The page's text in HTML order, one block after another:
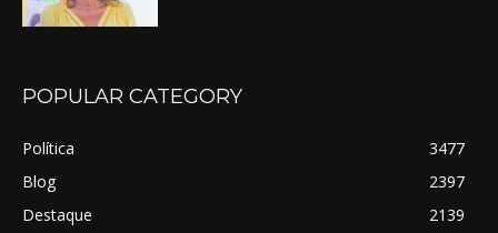
POPULAR CATEGORY
Política
3477
Blog
2397
Destaque
2139